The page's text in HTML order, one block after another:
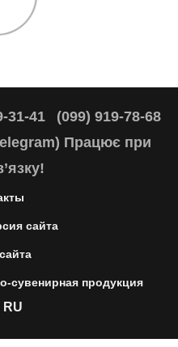
31-41
(099) 919-78-68
Працює при
сайта
сувенирная продукция
RU